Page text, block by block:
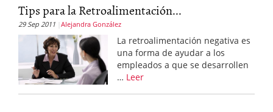
Tips para la Retroalimentación...
29 Sep 2011 Alejandra González
La retroalimentación negativa es
una forma de ayudar a los
empleados a que se desarrollen
… Leer